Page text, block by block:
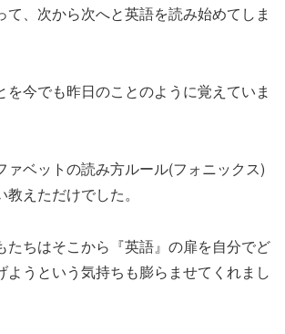
て、次から次へと英語を読み始めてしま
を今でも昨日のことのように覚えていま
ァベットの読み方ルール(フォニックス)
えただけでした。
たちはそこから『英語』の扉を自分でど
ようという気持ちも膨らませてくれまし